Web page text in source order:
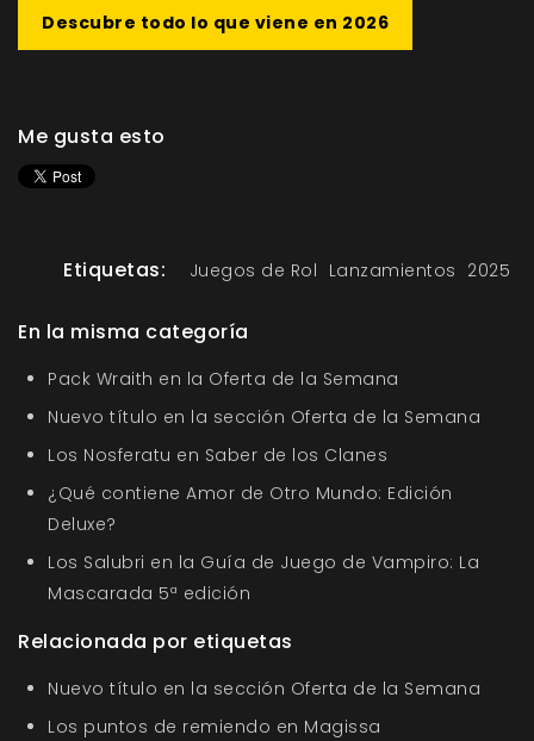
Descubre todo lo que viene en 2026
Me gusta esto
Etiquetas: Juegos de Rol Lanzamientos 2025
En la misma categoría
Pack Wraith en la Oferta de la Semana
Nuevo título en la sección Oferta de la Semana
Los Nosferatu en Saber de los Clanes
¿Qué contiene Amor de Otro Mundo: Edición
Deluxe?
Los Salubri en la Guía de Juego de Vampiro: La
Mascarada 5ª edición
Relacionada por etiquetas
Nuevo título en la sección Oferta de la Semana
Los puntos de remiendo en Magissa